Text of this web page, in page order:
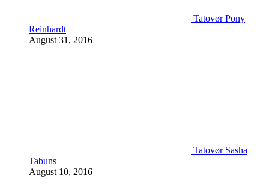
Tatovør Pony
Reinhardt
August 31, 2016
Tatovør Sasha
Tabuns
August 10, 2016